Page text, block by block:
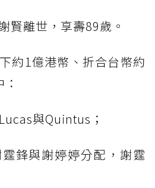
賢離世，享壽89歲。
約1億港幣、折合台幣約
與Quintus；
鋒與謝婷婷分配，謝霆